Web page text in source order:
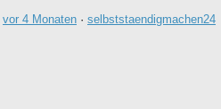
vor 4 Monaten · selbststaendigmachen24